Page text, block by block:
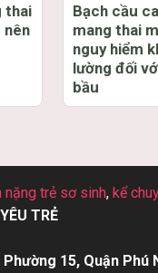
thai
nên
Bạch cầu
mang thai
nguy hiểm
lường đối
bầu
nặng trẻ sơ sinh, kể
TRẺ
15, Quận Phú